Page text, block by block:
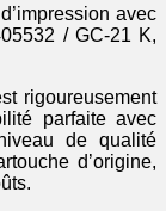
avec
/ GC-21 K,
rigoureusement
parfaite avec
de qualité
d’origine,